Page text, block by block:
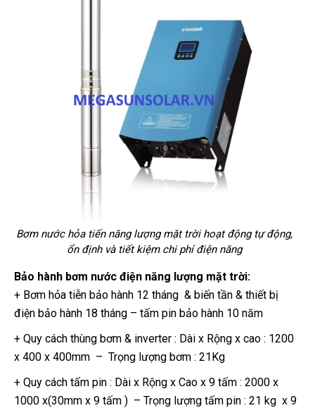
Bơm nước hỏa tiến năng lượng mặt trời hoạt động tự động,
ổn định và tiết kiệm chi phí điện năng
Bảo hành bơm nước điện năng lượng mặt trời:
+ Bơm hỏa tiễn bảo hành 12 tháng & biến tần & thiết bị
điện bảo hành 18 tháng – tấm pin bảo hành 10 năm
+ Quy cách thùng bơm & inverter : Dài x Rộng x cao : 1200
x 400 x 400mm – Trọng lượng bơm : 21Kg
+ Quy cách tấm pin : Dài x Rộng x Cao x 9 tấm : 2000 x
1000 x(30mm x 9 tấm ) – Trọng lượng tấm pin : 21 kg x 9